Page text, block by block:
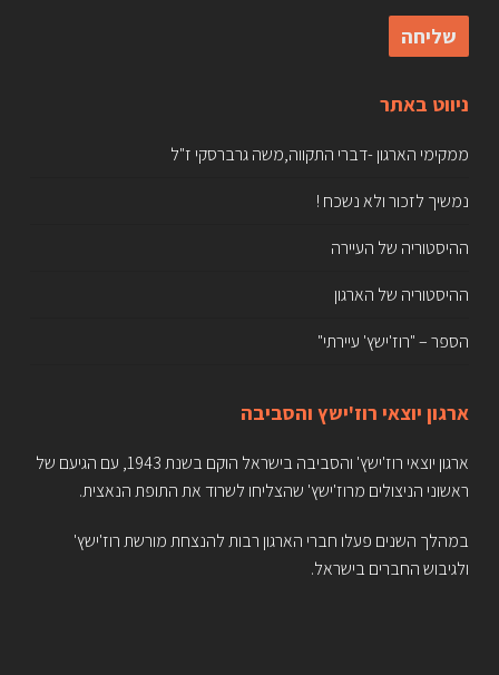
ניווט באתר
ממקימי הארגון -דברי התקווה,משה גרברסקי ז"ל
נמשיך לזכור ולא נשכח !
ההיסטוריה של העיירה
ההיסטוריה של הארגון
הספר – "רוז'ישץ' עיירתי"
ארגון יוצאי רוז'ישץ והסביבה
ארגון יוצאי רוז'ישץ' והסביבה בישראל הוקם בשנת 1943, עם הגיעם של
ראשוני הניצולים מרוז'ישץ' שהצליחו לשרוד את התופת הנאצית.
במהלך השנים פעלו חברי הארגון רבות להנצחת מורשת רוז'ישץ'
ולגיבוש החברים בישראל.